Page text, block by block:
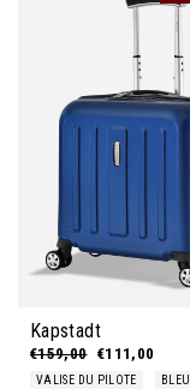
Kapstadt
Prix régulier
€159,00 Prix réduit
€111,00
VALISE DU PILOTE BLEU